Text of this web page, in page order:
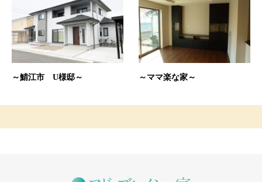
～鯖江市 U様邸～ ～ママ楽な家～